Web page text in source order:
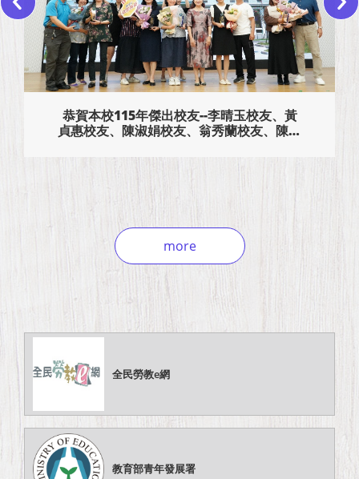
恭賀本校115年傑出校友--李晴玉校友、黃
貞惠校友、陳淑娟校友、翁秀蘭校友、陳品
more
全民勞教e網
教育部青年發展署